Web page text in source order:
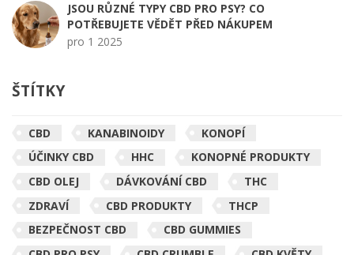
JSOU RŮZNÉ TYPY CBD PRO PSY? CO
POTŘEBUJETE VĚDĚT PŘED NÁKUPEM
pro 1 2025
ŠTÍTKY
CBD KANABINOIDY
KONOPÍ
ÚČINKY CBD
HHC
KONOPNÉ PRODUKTY
CBD OLEJ
DÁVKOVÁNÍ CBD
THC
ZDRAVÍ
CBD PRODUKTY
THCP
BEZPEČNOST CBD
CBD GUMMIES